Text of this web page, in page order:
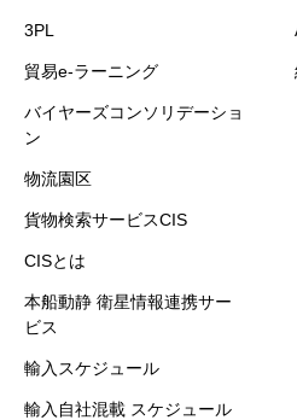
3PL
貿易e-ラーニング
バイヤーズコンソリデーショ
ン
物流園区
貨物検索サービスCIS
CISとは
本船動静 衛星情報連携サー
ビス
輸入スケジュール
輸入自社混載 スケジュール